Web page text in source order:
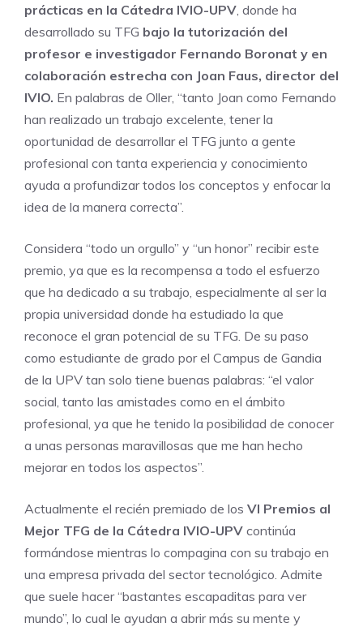
prácticas en la Cátedra IVIO-UPV , donde ha
desarrollado su TFG bajo la tutorización del
profesor e investigador Fernando Boronat y en
colaboración estrecha con Joan Faus, director del
IVIO. En palabras de Oller, “tanto Joan como Fernando
han realizado un trabajo excelente, tener la
oportunidad de desarrollar el TFG junto a gente
profesional con tanta experiencia y conocimiento
ayuda a profundizar todos los conceptos y enfocar la
idea de la manera correcta”.
Considera “todo un orgullo” y “un honor” recibir este
premio, ya que es la recompensa a todo el esfuerzo
que ha dedicado a su trabajo, especialmente al ser la
propia universidad donde ha estudiado la que
reconoce el gran potencial de su TFG. De su paso
como estudiante de grado por el Campus de Gandia
de la UPV tan solo tiene buenas palabras: “el valor
social, tanto las amistades como en el ámbito
profesional, ya que he tenido la posibilidad de conocer
a unas personas maravillosas que me han hecho
mejorar en todos los aspectos”.
Actualmente el recién premiado de los VI Premios al
Mejor TFG de la Cátedra IVIO-UPV continúa
formándose mientras lo compagina con su trabajo en
una empresa privada del sector tecnológico. Admite
que suele hacer “bastantes escapaditas para ver
mundo”, lo cual le ayudan a abrir más su mente y